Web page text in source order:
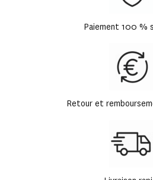
Paiement 100 %
Retour et